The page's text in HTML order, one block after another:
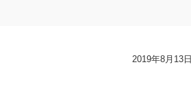
2019年8月13日